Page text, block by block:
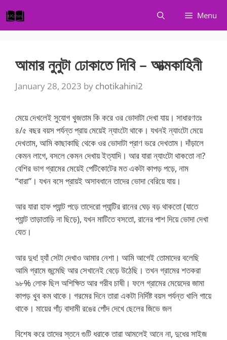
to
content
Menu
আমার নুনুটা ঢোকাতে দিবি – আত্মকাহিনী
January 28, 2023 by chotikahini2
মেয়ে দেখলেই সুযোগ খুজতাম কি করে ওর ভোদাটা দেখা যায়। সাধারণতঃ
৪/৫ বছর বয়স পর্যন্ত প্রায় মেয়েই ন্যাংটো থাকে। যখনই ন্যাংটো মেয়ে
দেখতাম, আমি কাছাকাছি থেকে ওর ভোদাটা প্রাণ ভরে দেখতাম। দাঁড়ালে
কেমন লাগে, বসলে কেমন দেখায় ইত্যাদি। আর যারা ন্যাংটো থাকতো না?
বেশির ভাগ গ্রামের মেয়েই পেটিকোটের মত একটা কাপড় পড়ে, নাম
“বারা”। যখন বসে প্রায়ই অসাবধানে তাদের ভোদা বেরিয়ে যায়।
আর যারা হাফ প্যান্ট পড়ে তাদেরো প্যান্টির রানের ঘেড় বড় থাকতো (যাতে
প্যান্ট তাড়াতাড়ি না ছিড়ে), যখন মাটিতে বসতো, রানের পাশ দিয়ে ভোদা দেখা
যেত।
আর দুধ! হ্যাঁ সেটা দেখাও আমার নেশা। আমি আগেই তোমাদের বলেছি
আমি গ্রামে জন্মেছি আর সেখানেই বেড়ে উঠেছি। তখন গ্রামের শতকরা
৯৮% লোক ছিল অশিক্ষিত আর গরীব চাষী। ফলে গ্রামের মেয়েদের জামা
কাপড় খুব কম থাকে। গরমের দিনে তারা একটা নির্দিষ্ট বয়স পর্যন্ত খালি গায়ে
থাকে। মায়ের গাঁঢ় বাদামী রঙের পোঁদ দেখে ছেলের জিভে জল
বিশেষ করে তাদের স্তনে গুটি ধরাকে তারা আমলেই আনে না, দুধের সাইজ